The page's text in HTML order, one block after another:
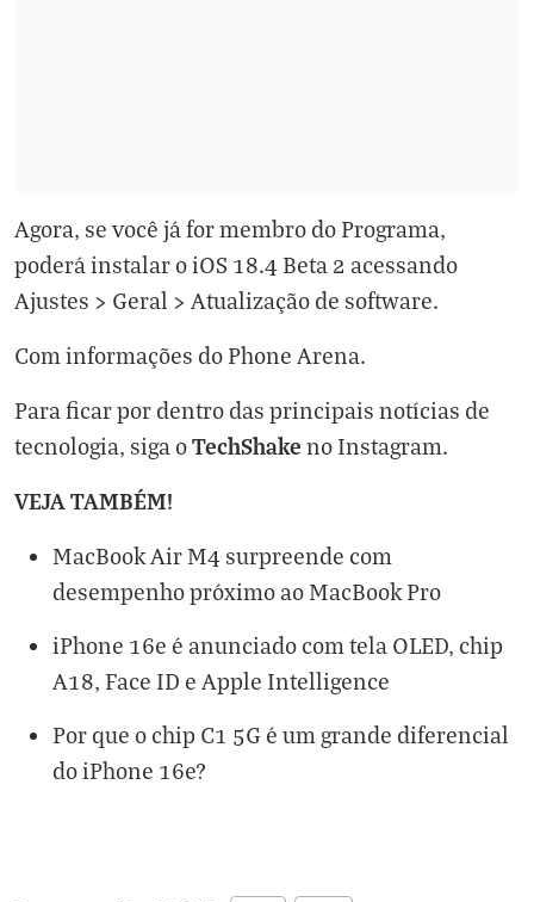
Agora, se você já for membro do Programa,
poderá instalar o iOS 18.4 Beta 2 acessando
Ajustes > Geral > Atualização de software.
Com informações do Phone Arena.
Para ficar por dentro das principais notícias de
tecnologia, siga oTechShake no Instagram.
VEJA TAMBÉM!
MacBook Air M4 surpreende com
desempenho próximo ao MacBook Pro
iPhone 16e é anunciado com tela OLED, chip
A18, Face ID e Apple Intelligence
Por que o chip C1 5G é um grande diferencial
do iPhone 16e?